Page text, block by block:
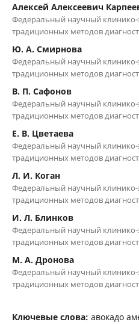
Алексей Алексеевич
Федеральный научный
традиционных методов
Ю. А. Смирнова
Федеральный научный
традиционных методов
В. П. Сафонов
Федеральный научный
традиционных методов
Е. В. Цветаева
Федеральный научный
традиционных методов
Л. И. Коган
Федеральный научный
традиционных методов
И. Л. Блинков
Федеральный научный
традиционных методов
М. А. Дронова
Федеральный научный
традиционных методов
Ключевые слова: авокадо